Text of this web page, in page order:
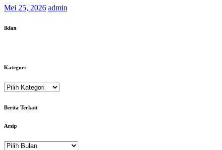
Mei 25, 2026 admin
Iklan
Kategori
Kategori
Berita Terkait
Arsip
Arsip